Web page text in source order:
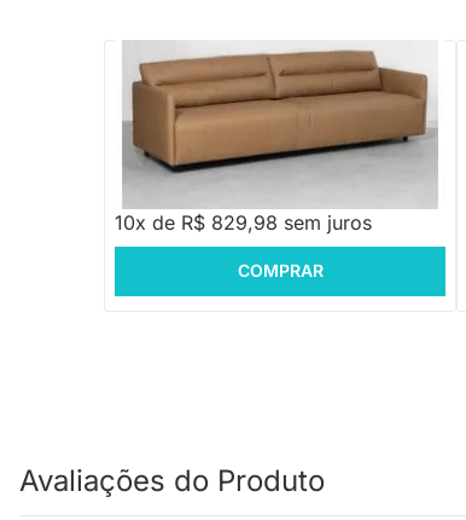
PRONTA ENTREGA
Sofá Juan Estonado Castanho
10x de R$ 829,98 sem juros
COMPRAR
Avaliações do Produto